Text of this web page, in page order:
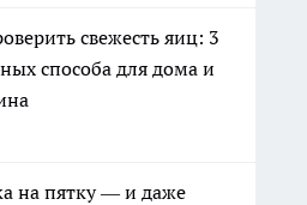
свежесть яиц: 3
способа для дома и
на пятку — и даже